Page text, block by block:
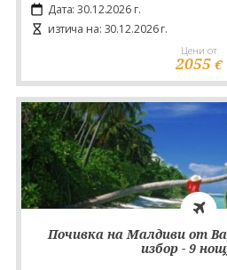
Дата: 30.12.2026 г.
изтича на: 30.12.2026 г.
Цени от
2055 €
Почивка на Малдиви от
избор - 9